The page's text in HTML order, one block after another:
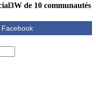
de 10 communautés